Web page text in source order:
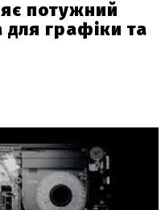
потужний
графіки та